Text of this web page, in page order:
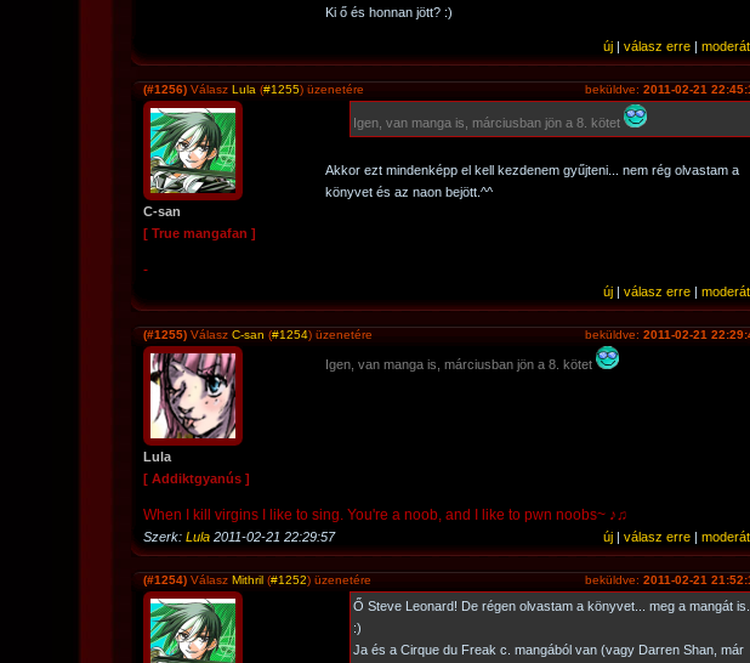
Ki ő és honnan jött? :)
új | válasz erre |
beküldve: 2011-02-21
(#1256) Válasz Lula (#1255) üzenetére
C-san
[ True mangafan ]
Igen, van manga is, márciusban jön a 8. kötet
Akkor ezt mindenképp el kell kezdenem gyűjteni... nem rég olvastam a
könyvet és az naon bejött.^^
-
új | válasz erre |
beküldve: 2011-02-21
(#1255) Válasz C-san (#1254) üzenetére
Lula
[ Addiktgyanús ]
Igen, van manga is, márciusban jön a 8. kötet
When I kill virgins I like to sing. You're a noob, and I like to pwn noobs~ ♪♫
új | válasz erre |
Szerk: Lula 2011-02-21 22:29:57
beküldve: 2011-02-21
(#1254) Válasz Mithril (#1252) üzenetére
Ő Steve Leonard! De régen olvastam a könyvet... meg a mangát is.
:)
Ja és a Cirque du Freak c. mangából van (vagy Darren Shan, már